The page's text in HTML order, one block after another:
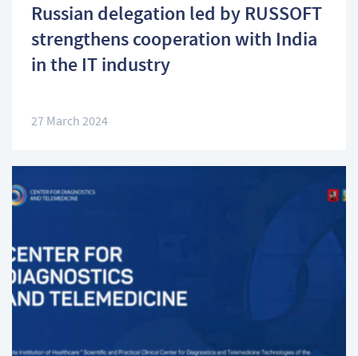
Russian delegation led by RUSSOFT
strengthens cooperation with India
in the IT industry
27 March 2024